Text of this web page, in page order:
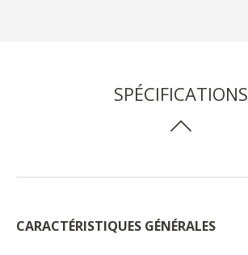
SPÉCIFICATIONS
CARACTÉRISTIQUES GÉNÉRALES